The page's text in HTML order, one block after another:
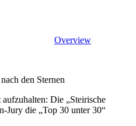
Overview
den Sternen
Die „Steirische
Jury die „Top 30 unter 30“